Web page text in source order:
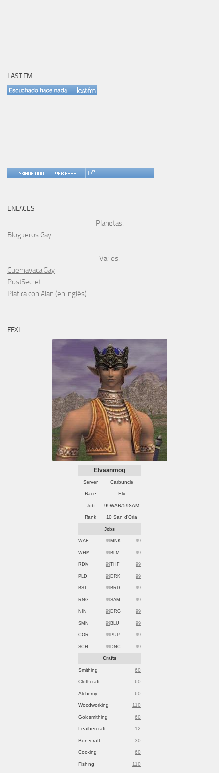
LAST.FM
ENLACES
Planetas:
Blogueros Gay
Varios:
Cuernavaca Gay
PostSecret
Platica con Alan (en inglés).
FFXI
Elvaanmoq
Server Carbuncle
Race Elv
Job 99WAR/59SAM
Rank 10 San d'Oria
Jobs
WAR 99MNK 99
WHM 99BLM 99
RDM 99THF 99
PLD 99DRK 99
BST 99BRD 99
RNG 99SAM 99
NIN 99DRG 99
SMN 99BLU 99
COR 99PUP 99
SCH 99DNC 99
Crafts
Smithing 60
Clothcraft 60
Alchemy 60
Woodworking 110
Goldsmithing 60
Leathercraft 12
Bonecraft 30
Cooking 60
Fishing 110